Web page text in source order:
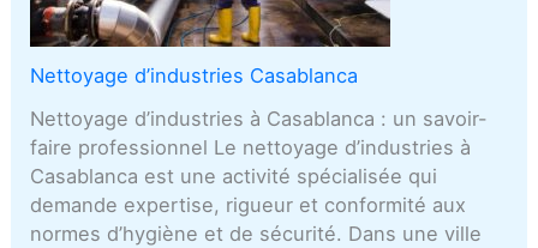
Nettoyage d’industries Casablanca
Nettoyage d’industries à Casablanca : un savoir-
faire professionnel Le nettoyage d’industries à
Casablanca est une activité spécialisée qui
demande expertise, rigueur et conformité aux
normes d’hygiène et de sécurité. Dans une ville